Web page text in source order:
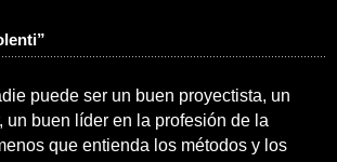
puede ser un buen proyectista, un
un buen líder en la profesión de la
que entienda los métodos y los